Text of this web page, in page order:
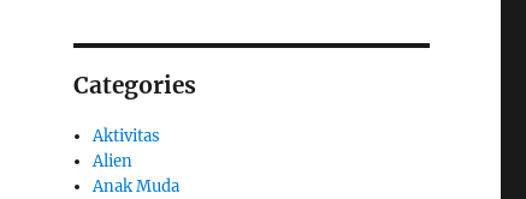
Categories
Aktivitas
Alien
Anak Muda